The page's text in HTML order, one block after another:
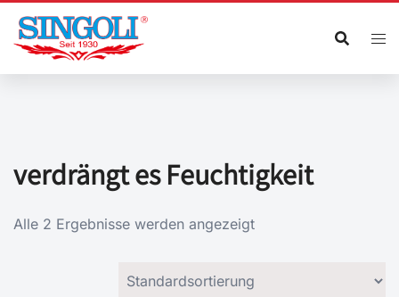
Zum
Inhalt
springen
verdrängt es Feuchtigkeit
Alle 2 Ergebnisse werden angezeigt